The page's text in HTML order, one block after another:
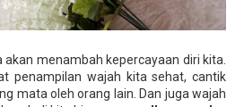
menambah kepercayaan diri kita.
penampilan wajah kita sehat, cantik
mata oleh orang lain. Dan juga wajah